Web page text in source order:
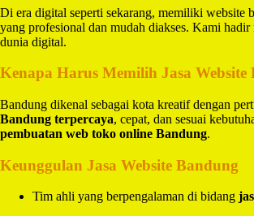
Di era digital seperti sekarang, memiliki website
yang profesional dan mudah diakses. Kami hadir
dunia digital.
Kenapa Harus Memilih Jasa Website
Bandung dikenal sebagai kota kreatif dengan
Bandung terpercaya, cepat, dan sesuai
pembuatan web toko online Bandung.
Keunggulan Jasa Website Bandung
Tim ahli yang berpengalaman di bidang